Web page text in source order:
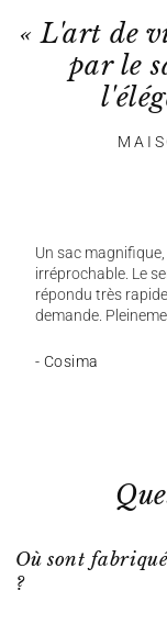
« L'art de
par le
Un sac
irréprochable. Le
répondu très
demande.
- Cosima
Où sont
?